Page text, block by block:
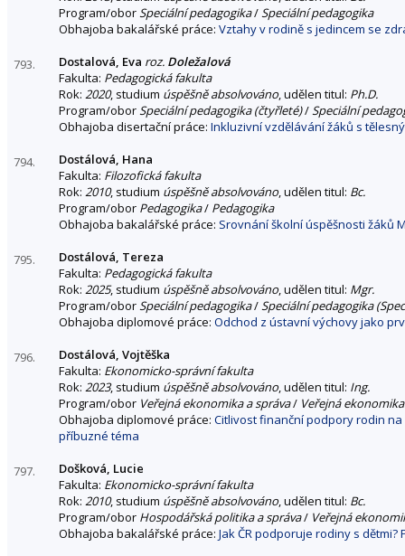
Program/oborSpeciální pedagogika/Speciální pedagogika
Obhajoba bakalářské práce: Vztahy v rodině s jedincem se
793. Dostalová, Eva roz. Doležalová
Fakulta: Pedagogická fakulta
Rok: 2020, studium úspěšně absolvováno, udělen titul: Ph.D.
Program/oborSpeciální pedagogika (čtyřleté)/Speciální
Obhajoba disertační práce: Inkluzivní vzdělávání žáků s
794.
Dostálová, Hana
Fakulta: Filozofická fakulta
Rok: 2010, studium úspěšně absolvováno, udělen titul: Bc.
Program/obor Pedagogika/ Pedagogika
Obhajoba bakalářské práce: Srovnání školní úspěšnosti žáků
795.
Dostálová, Tereza
Fakulta: Pedagogická fakulta
Rok: 2025, studium úspěšně absolvováno, udělen titul: Mgr.
Program/oborSpeciální pedagogika/Speciální pedagogika
Obhajoba diplomové práce: Odchod z ústavní výchovy jako
796.
Dostálová, Vojtěška
Fakulta: Ekonomicko-správní fakulta
Rok: 2023, studium úspěšně absolvováno, udělen titul: Ing.
Program/obor Veřejná ekonomika a správa/ Veřejná
Obhajoba diplomové práce: Citlivost finanční podpory rodin
příbuzné téma
797.
Došková, Lucie
Fakulta: Ekonomicko-správní fakulta
Rok: 2010, studium úspěšně absolvováno, udělen titul: Bc.
Program/obor Hospodářská politika a správa/ Veřejná
Obhajoba bakalářské práce: Jak ČR podporuje rodiny s